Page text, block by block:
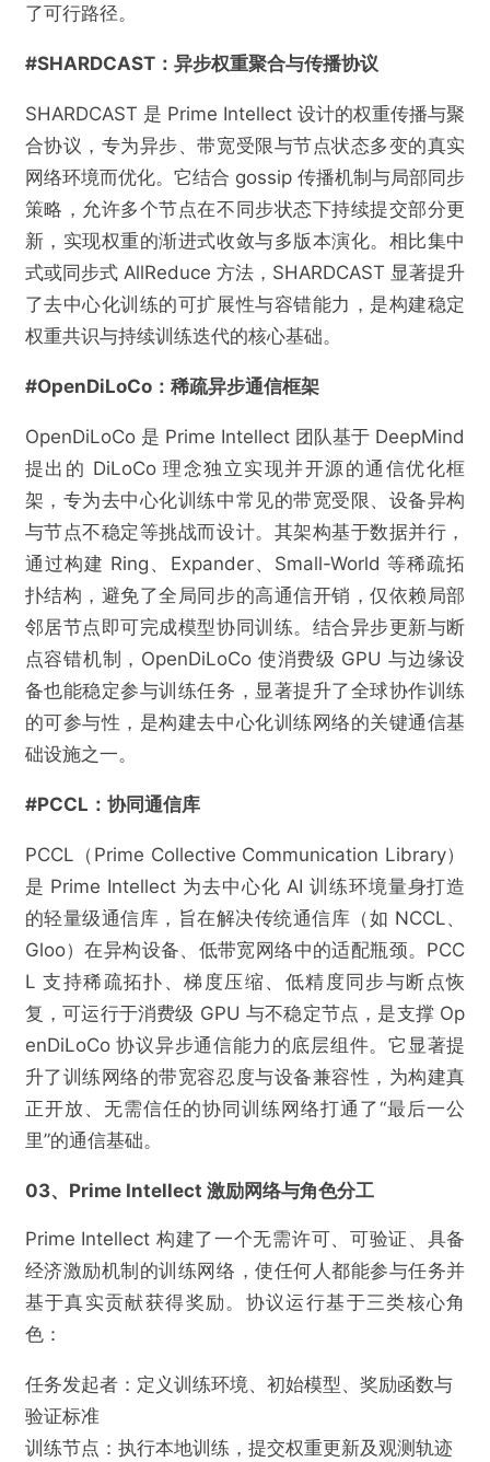
Crypto AI的圣杯：去中心化训练的前沿探索
了可行路径。
#SHARDCAST：异步权重聚合与传播协议
SHARDCAST 是 Prime Intellect 设计的权重传播与聚
合协议，专为异步、带宽受限与节点状态多变的真实
网络环境而优化。它结合 gossip 传播机制与局部同步
策略，允许多个节点在不同步状态下持续提交部分更
新，实现权重的渐进式收敛与多版本演化。相比集中
式或同步式 AllReduce 方法，SHARDCAST 显著提升
了去中心化训练的可扩展性与容错能力，是构建稳定
权重共识与持续训练迭代的核心基础。
#OpenDiLoCo：稀疏异步通信框架
OpenDiLoCo 是 Prime Intellect 团队基于 DeepMind
提出的 DiLoCo 理念独立实现并开源的通信优化框
架，专为去中心化训练中常见的带宽受限、设备异构
与节点不稳定等挑战而设计。其架构基于数据并行，
通过构建 Ring、Expander、Small-World 等稀疏拓
扑结构，避免了全局同步的高通信开销，仅依赖局部
邻居节点即可完成模型协同训练。结合异步更新与断
点容错机制，OpenDiLoCo 使消费级 GPU 与边缘设
备也能稳定参与训练任务，显著提升了全球协作训练
的可参与性，是构建去中心化训练网络的关键通信基
础设施之一。
#PCCL：协同通信库
PCCL（Prime Collective Communication Library）
是 Prime Intellect 为去中心化 AI 训练环境量身打造
的轻量级通信库，旨在解决传统通信库（如 NCCL、
Gloo）在异构设备、低带宽网络中的适配瓶颈。PCC
L 支持稀疏拓扑、梯度压缩、低精度同步与断点恢
复，可运行于消费级 GPU 与不稳定节点，是支撑 Op
enDiLoCo 协议异步通信能力的底层组件。它显著提
升了训练网络的带宽容忍度与设备兼容性，为构建真
正开放、无需信任的协同训练网络打通了“最后一公
里”的通信基础。
03、Prime Intellect 激励网络与角色分工
Prime Intellect 构建了一个无需许可、可验证、具备
经济激励机制的训练网络，使任何人都能参与任务并
基于真实贡献获得奖励。协议运行基于三类核心角
色：
任务发起者：定义训练环境、初始模型、奖励函数与
验证标准
训练节点：执行本地训练，提交权重更新及观测轨迹